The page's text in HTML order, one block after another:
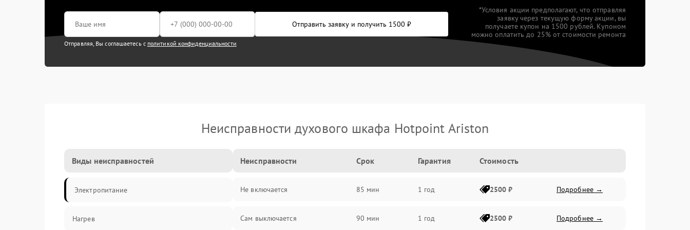
Отправить заявку и получить 1500 ₽
Отправляя, Вы соглашаетесь с политикой конфиденциальности
*Условия акции предполагают, что отправляя
заявку через текущую форму акции, вы
получаете купон на 1500 рублей. Купоном
можно оплатить до 25% от стоимости ремонта
Неисправности духового шкафа Hotpoint Ariston
Виды неисправностей
Электропитание
Нагрев
Неисправности Срок Гарантия Стоимость
Не включается 85 мин 1 год 2500 ₽ Подробнее →
Сам выключается 90 мин 1 год 2500 ₽ Подробнее →